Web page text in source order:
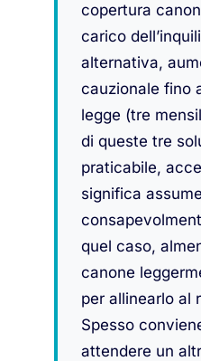
copertura
carico
alternativa,
cauzionale fino
legge (tre
di queste tre
praticabile,
significa
quel caso,
canone
per allinearlo al
Spesso
attendere un